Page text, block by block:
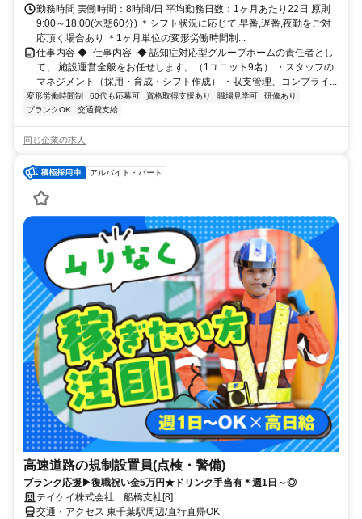
勤務時間 実働時間：8時間/日 平均勤務日数：1ヶ月あたり22日 原則
9:00～18:00(休憩60分) ＊シフト状況に応じて,早番,遅番,夜勤をご対
応頂く場合あり ＊1ヶ月単位の変形労働時間制...
仕事内容 ◆- 仕事内容 -◆ 認知症対応型グループホームの責任者とし
て、 施設運営全般をお任せします。（1ユニット9名） ・スタッフの
マネジメント（採用・育成・シフト作成） ・収支管理、コンプライ...
変形労働時間制 60代も応募可 資格取得支援あり 職場見学可
研修あり
ブランクOK
交通費支給
同じ企業の求人
アルバイト・パート
高速道路の規制設置員(点検・警備)
ブランク応援▶復職祝い金5万円★ドリンク手当有＊週1日～◎
テイケイ株式会社 船橋支社[8]
交通・アクセス 東千葉駅周辺/直行直帰OK